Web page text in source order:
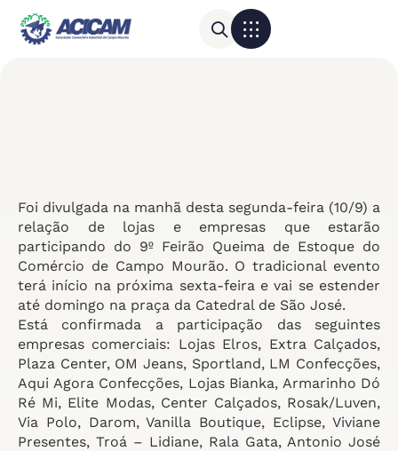
Foi divulgada na manhã desta segunda-feira (10/9) a
relação de lojas e empresas que estarão
participando do 9º Feirão Queima de Estoque do
Comércio de Campo Mourão. O tradicional evento
terá início na próxima sexta-feira e vai se estender
até domingo na praça da Catedral de São José.
Está confirmada a participação das seguintes
empresas comerciais: Lojas Elros, Extra Calçados,
Plaza Center, OM Jeans, Sportland, LM Confecções,
Aqui Agora Confecções, Lojas Bianka, Armarinho Dó
Ré Mi, Elite Modas, Center Calçados, Rosak/Luven,
Via Polo, Darom, Vanilla Boutique, Eclipse, Viviane
Presentes, Troá – Lidiane, Rala Gata, Antonio José